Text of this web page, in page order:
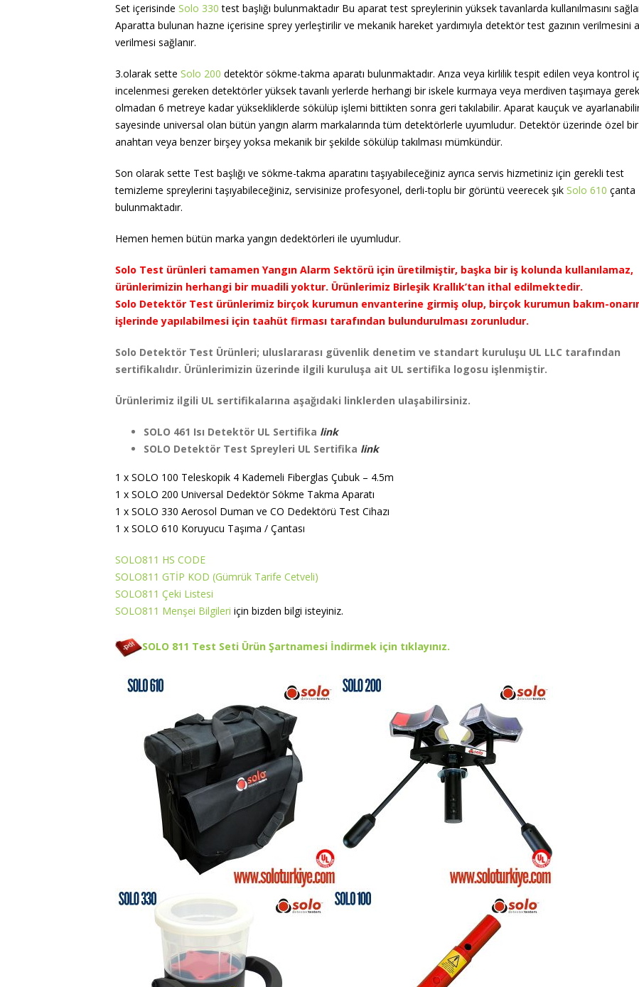
Set içerisinde Solo 330 test başlığı bulunmaktadır Bu aparat test spreylerinin yüksek tavanlarda kullanılmasını
Aparatta bulunan hazne içerisine sprey yerleştirilir ve mekanik hareket yardımıyla detektör test gazının verilmesini
verilmesi sağlanır.
3.olarak sette Solo 200 detektör sökme-takma aparatı bulunmaktadır. Arıza veya kirlilik tespit edilen veya kontrol
incelenmesi gereken detektörler yüksek tavanlı yerlerde herhangi bir iskele kurmaya veya merdiven taşımaya gerek
olmadan 6 metreye kadar yüksekliklerde sökülüp işlemi bittikten sonra geri takılabilir. Aparat kauçuk ve
sayesinde universal olan bütün yangın alarm markalarında tüm detektörlerle uyumludur. Detektör üzerinde özel
anahtarı veya benzer birşey yoksa mekanik bir şekilde sökülüp takılması mümkündür.
Son olarak sette Test başlığı ve sökme-takma aparatını taşıyabileceğiniz ayrıca servis hizmetiniz için gerekli test
temizleme spreylerini taşıyabileceğiniz, servisinize profesyonel, derli-toplu bir görüntü veerecek şık Solo 610 çanta
bulunmaktadır.
Hemen hemen bütün marka yangın dedektörleri ile uyumludur.
Solo Test ürünleri tamamen Yangın Alarm Sektörü için üretilmiştir, başka bir iş kolunda kullanılamaz,
ürünlerimizin herhangi bir muadili yoktur. Ürünlerimiz Birleşik Krallık’tan ithal edilmektedir.
Solo Detektör Test ürünlerimiz birçok kurumun envanterine girmiş olup, birçok kurumun bakım-
işlerinde yapılabilmesi için taahüt firması tarafından bulundurulması zorunludur.
Solo Detektör Test Ürünleri; uluslararası güvenlik denetim ve standart kuruluşu UL LLC tarafından
sertifikalıdır. Ürünlerimizin üzerinde ilgili kuruluşa ait UL sertifika logosu işlenmiştir.
Ürünlerimiz ilgili UL sertifikalarına aşağıdaki linklerden ulaşabilirsiniz.
SOLO 461 Isı Detektör UL Sertifika link
SOLO Detektör Test Spreyleri UL Sertifika link
1 x SOLO 100 Teleskopik 4 Kademeli Fiberglas Çubuk – 4.5m
1 x SOLO 200 Universal Dedektör Sökme Takma Aparatı
1 x SOLO 330 Aerosol Duman ve CO Dedektörü Test Cihazı
1 x SOLO 610 Koruyucu Taşıma / Çantası
SOLO811 HS CODE
SOLO811 GTİP KOD (Gümrük Tarife Cetveli)
SOLO811 Çeki Listesi
SOLO811 Menşei Bilgileri için bizden bilgi isteyiniz.
SOLO 811 Test Seti Ürün Şartnamesi İndirmek için tıklayınız.